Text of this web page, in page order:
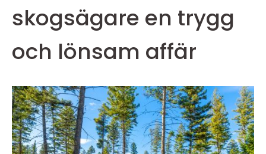
skogsägare en trygg
och lönsam affär